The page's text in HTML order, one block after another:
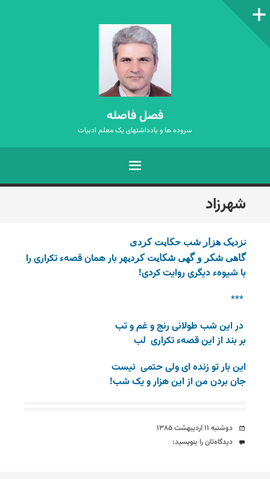
ستون‌کناری
فصل فاصله
سروده ها و یادداشتهای یک معلم ادبیات
فهرست
رفتن
به
شهرزاد
نزدیک هزار شب حکایت کردی
گاهی شکر و گهی شکایت کردیهر بار همان قصهء تکراری را
با شیوهء دیگری روایت کردی!
***
در این شب طولانی رنج و غم و تب
بر بند از این قصهء تکراری لب
این بار تو زنده ای ولی حتمی نیست
جان بردن من از این هزار و یک شب!
تاریخ
دوشنبه ۱۱ اردیبهشت ۱۳۸۵
دیدگاه‌ها
دیدگاه‌تان را بنویسید: